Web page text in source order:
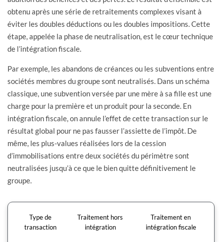
obtenu après une série de retraitements complexes visant à
éviter les doubles déductions ou les doubles impositions. Cette
étape, appelée la phase de neutralisation, est le cœur technique
de l’intégration fiscale.
Par exemple, les abandons de créances ou les subventions entre
sociétés membres du groupe sont neutralisés. Dans un schéma
classique, une subvention versée par une mère à sa fille est une
charge pour la première et un produit pour la seconde. En
intégration fiscale, on annule l’effet de cette transaction sur le
résultat global pour ne pas fausser l’assiette de l’impôt. De
même, les plus-values réalisées lors de la cession
d’immobilisations entre deux sociétés du périmètre sont
neutralisées jusqu’à ce que le bien quitte définitivement le
groupe.
Type de
transaction
Traitement hors
intégration
Traitement en
intégration fiscale